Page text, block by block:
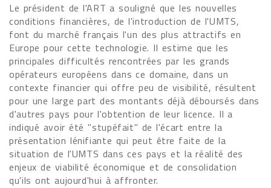
Le président de l'ART a souligné que les nouvelles
conditions financières, de l'introduction de l'UMTS,
font du marché français l'un des plus attractifs en
Europe pour cette technologie. Il estime que les
principales difficultés rencontrées par les grands
opérateurs européens dans ce domaine, dans un
contexte financier qui offre peu de visibilité, résultent
pour une large part des montants déjà déboursés dans
d'autres pays pour l'obtention de leur licence. Il a
indiqué avoir été "stupéfait" de l'écart entre la
présentation lénifiante qui peut être faite de la
situation de l'UMTS dans ces pays et la réalité des
enjeux de viabilité économique et de consolidation
qu'ils ont aujourd'hui à affronter.